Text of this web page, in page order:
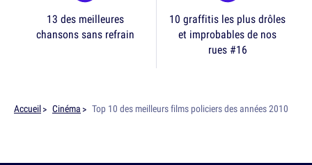
13 des meilleures
chansons sans refrain
10 graffitis les plus drôles
et improbables de nos
rues #16
Accueil Cinéma Top 10 des meilleurs films policiers des années 2010